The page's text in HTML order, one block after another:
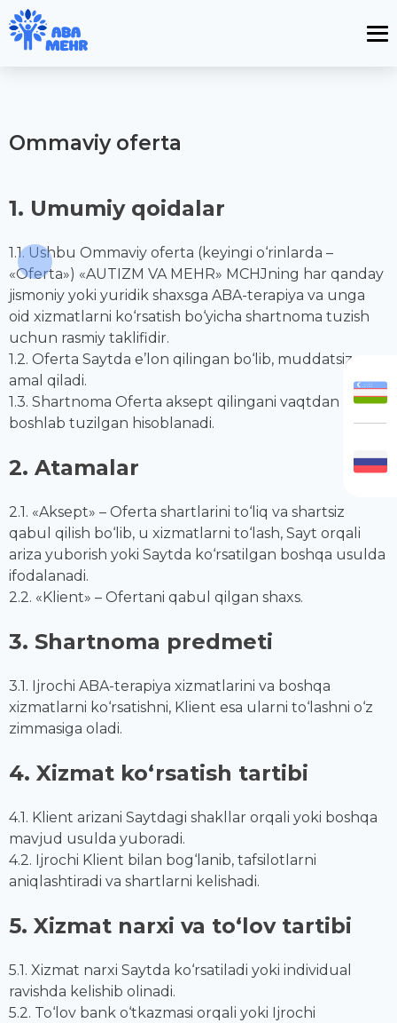
Ommaviy oferta
1. Umumiy qoidalar
1.1. Ushbu Ommaviy oferta (keyingi o‘rinlarda –
«Oferta») «AUTIZM VA MEHR» MCHJning har qanday
jismoniy yoki yuridik shaxsga ABA-terapiya va unga
oid xizmatlarni ko‘rsatish bo‘yicha shartnoma tuzish
uchun rasmiy taklifidir.
1.2. Oferta Saytda e’lon qilingan bo‘lib, muddatsiz
amal qiladi.
1.3. Shartnoma Oferta aksept qilingani vaqtdan
boshlab tuzilgan hisoblanadi.
2. Atamalar
2.1. «Aksept» – Oferta shartlarini to‘liq va shartsiz
qabul qilish bo‘lib, u xizmatlarni to‘lash, Sayt orqali
ariza yuborish yoki Saytda ko‘rsatilgan boshqa usulda
ifodalanadi.
2.2. «Klient» – Ofertani qabul qilgan shaxs.
3. Shartnoma predmeti
3.1. Ijrochi ABA-terapiya xizmatlarini va boshqa
xizmatlarni ko‘rsatishni, Klient esa ularni to‘lashni o‘z
zimmasiga oladi.
4. Xizmat ko‘rsatish tartibi
4.1. Klient arizani Saytdagi shakllar orqali yoki boshqa
mavjud usulda yuboradi.
4.2. Ijrochi Klient bilan bog‘lanib, tafsilotlarni
aniqlashtiradi va shartlarni kelishadi.
5. Xizmat narxi va to‘lov tartibi
5.1. Xizmat narxi Saytda ko‘rsatiladi yoki individual
ravishda kelishib olinadi.
5.2. To‘lov bank o‘tkazmasi orqali yoki Ijrochi